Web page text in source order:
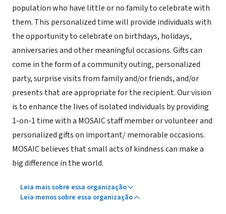
population who have little or no family to celebrate with
them. This personalized time will provide individuals with
the opportunity to celebrate on birthdays, holidays,
anniversaries and other meaningful occasions. Gifts can
come in the form of a community outing, personalized
party, surprise visits from family and/or friends, and/or
presents that are appropriate for the recipient. Our vision
is to enhance the lives of isolated individuals by providing
1-on-1 time with a MOSAIC staff member or volunteer and
personalized gifts on important/ memorable occasions.
MOSAIC believes that small acts of kindness can make a
big difference in the world.
Leia mais sobre essa organização
Leia menos sobre essa organização